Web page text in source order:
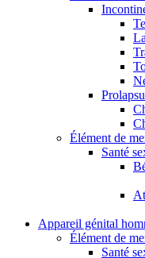
Élément de
Santé
Appareil génital
Élément de
Santé